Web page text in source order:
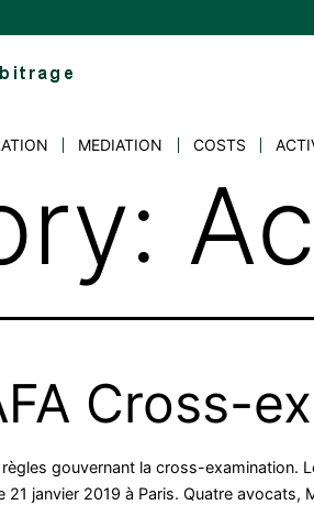
MEDIATION COSTS
Cross-
règles gouvernant la cross-
21 janvier 2019 à Paris. Quatre